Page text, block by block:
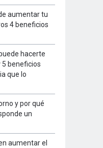
aumentar tu
4 beneficios
hacerte
5 beneficios
que lo
y por qué
un
aumentar el